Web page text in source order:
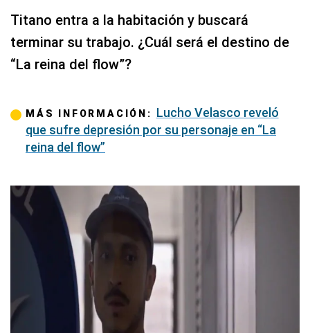
Titano entra a la habitación y buscará
terminar su trabajo. ¿Cuál será el destino de
“La reina del flow”?
MÁS INFORMACIÓN: Lucho Velasco reveló
que sufre depresión por su personaje en “La
reina del flow”